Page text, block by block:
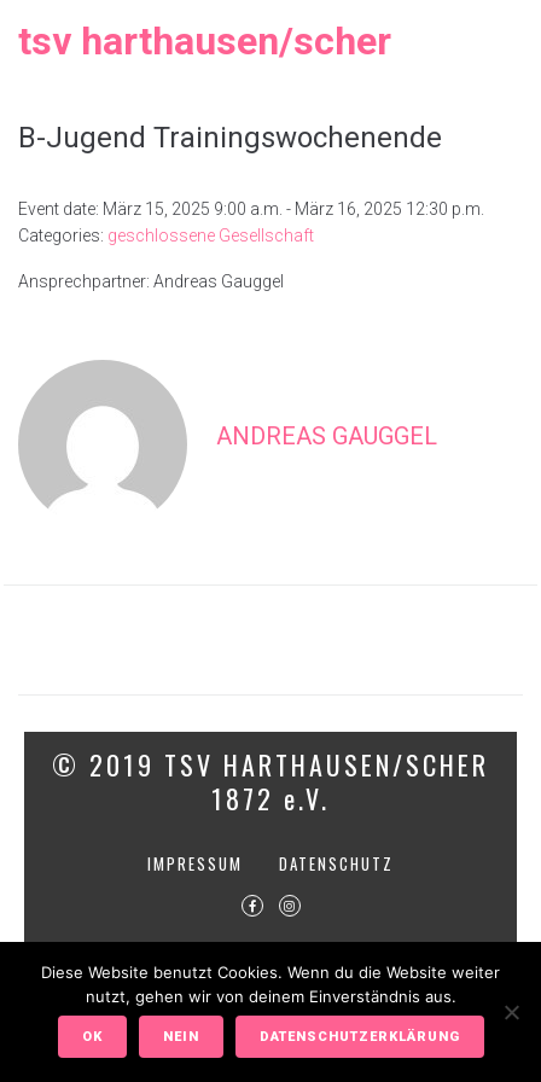
tsv harthausen/scher
B-Jugend Trainingswochenende
Event date: März 15, 2025 9:00 a.m. - März 16, 2025 12:30 p.m.
Categories: geschlossene Gesellschaft
Ansprechpartner: Andreas Gauggel
ANDREAS GAUGGEL
© 2019 TSV HARTHAUSEN/SCHER
1872 e.V.
IMPRESSUM DATENSCHUTZ
Diese Website benutzt Cookies. Wenn du die Website weiter
nutzt, gehen wir von deinem Einverständnis aus.
OK NEIN DATENSCHUTZERKLÄRUNG